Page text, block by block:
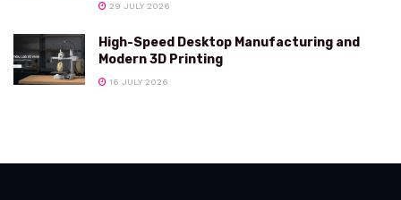
29 JULY 2026
High-Speed Desktop Manufacturing and
Modern 3D Printing
16 JULY 2026